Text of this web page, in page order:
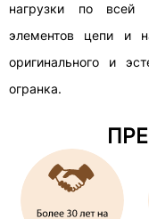
нагрузки по всей
элементов цепи и
оригинального и
огранка.